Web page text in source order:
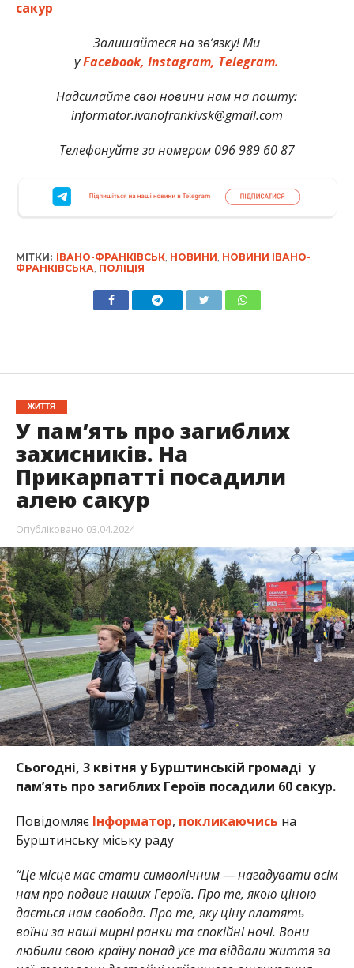
сакур
Залишайтеся на зв’язку! Ми
уFacebook, Instagram, Telegram.
Надсилайте свої новини нам на пошту:
informator.ivanofrankivsk@gmail.com
Телефонуйте за номером 096 989 60 87
МІТКИ: ІВАНО-ФРАНКІВСЬК, НОВИНИ НОВИНИ ІВАНО-
ФРАНКІВСЬКА ПОЛІЦІЯ
ЖИТТЯ
У пам’ять про загиблих
захисників. На
Прикарпатті посадили
алею сакур
Опубліковано 03.04.2024
Сьогодні, 3 квітня у Бурштинській громаді у
пам’ять про загиблих Героїв посадили 60 сакур.
Повідомляє Інформатор, покликаючись на
Бурштинську міську раду
“Це місце має стати символічним — нагадувати всім
нам про подвиг наших Героїв. Про те, якою ціною
дається нам свобода. Про те, яку ціну платять
воїни за наші мирні ранки та спокійні ночі. Вони
любили свою країну понад усе та віддали життя за